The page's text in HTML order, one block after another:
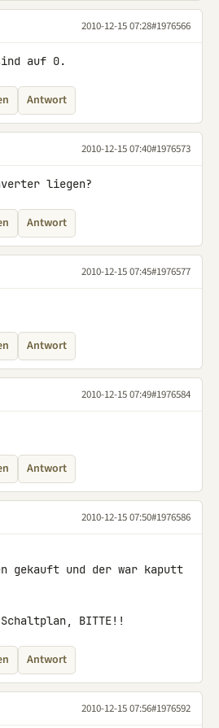
2010-12-15 07:28#1976566
auf 0.
Antwort
2010-12-15 07:40#1976573
liegen?
Antwort
2010-12-15 07:45#1976577
Antwort
2010-12-15 07:49#1976584
Antwort
2010-12-15 07:50#1976586
gekauft und der war kaputt
BITTE!!
Antwort
2010-12-15 07:56#1976592